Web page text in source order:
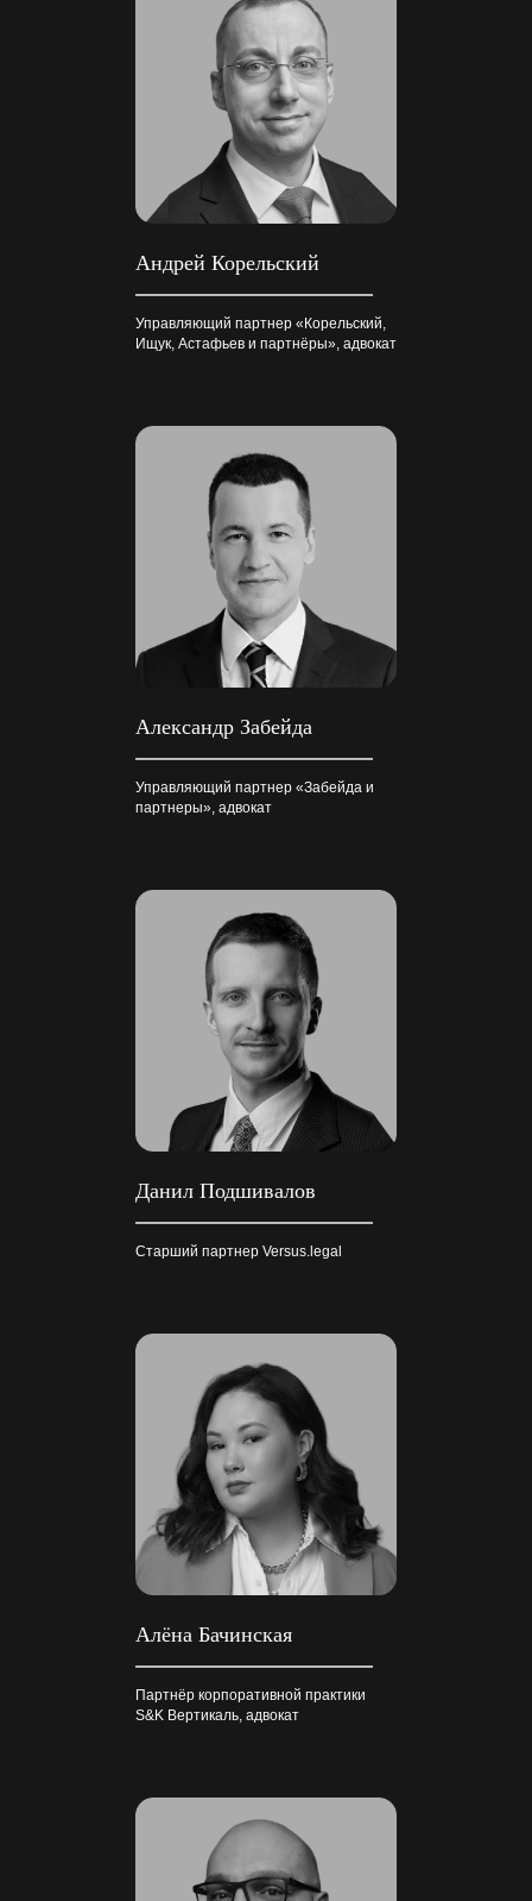
Андрей Корельский
Управляющий партнер «Корельский,
Ищук, Астафьев и партнёры», адвокат
Александр Забейда
Управляющий партнер «Забейда и
партнеры», адвокат
Данил Подшивалов
Старший партнер Versus.legal
Алёна Бачинская
Партнёр корпоративной практики
S&K Вертикаль, адвокат